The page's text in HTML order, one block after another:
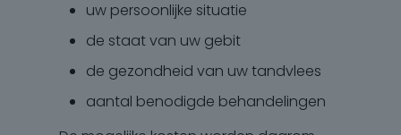
uw persoonlijke situatie
de staat van uw gebit
de gezondheid van uw tandvlees
aantal benodigde behandelingen